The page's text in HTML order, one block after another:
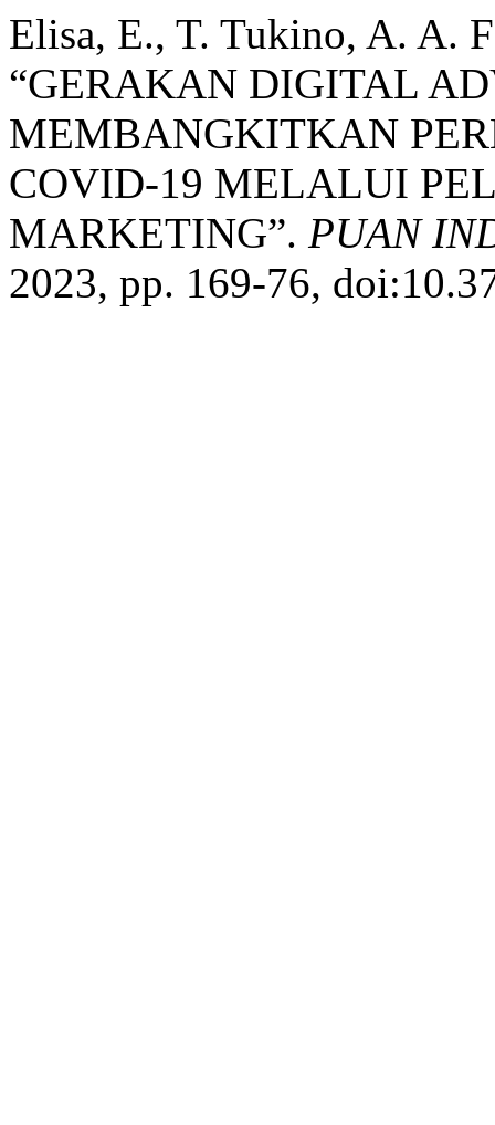
Elisa, E., T. Tukino, A. A.
“GERAKAN DIGITAL
MEMBANGKITKAN
COVID-19 MELALUI
MARKETING”. PUAN
2023, pp. 169-76,